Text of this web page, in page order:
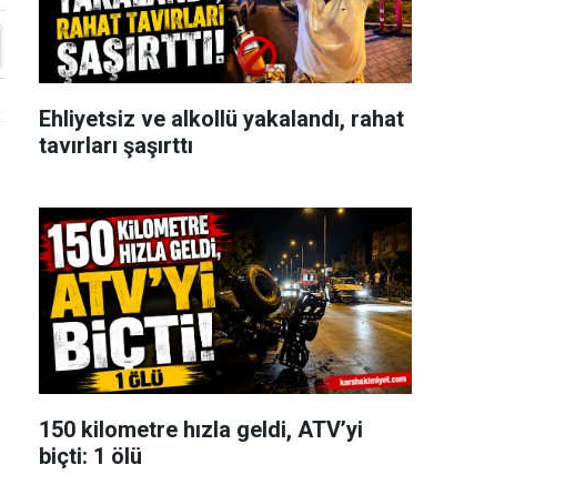
Ehliyetsiz ve alkollü yakalandı, rahat
tavırları şaşırttı
150 kilometre hızla geldi, ATV’yi
biçti: 1 ölü